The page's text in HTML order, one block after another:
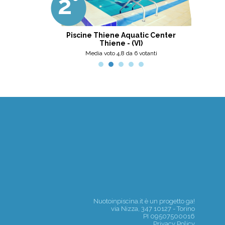
Ottima scelta, nel pinerolese il
meglio, secondo me.
Piscine Thiene Aquatic Center
Thiene - (VI)
Media voto 4,8 da 6 votanti
Nuotoinpiscina.it è un progetto ga!
via Nizza, 347 10127 - Torino
PI 09507500016